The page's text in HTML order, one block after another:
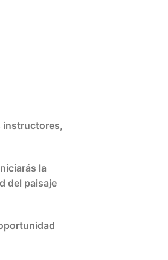
instructores,
la
del paisaje